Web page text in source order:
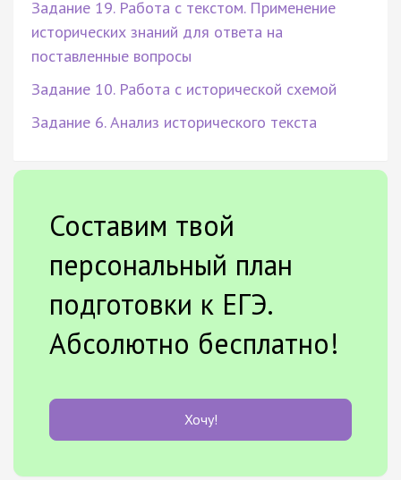
Задание 19. Работа с текстом. Применение
исторических знаний для ответа на
поставленные вопросы
Задание 10. Работа с исторической схемой
Задание 6. Анализ исторического текста
Составим твой
персональный план
подготовки к ЕГЭ.
Абсолютно бесплатно!
Хочу!